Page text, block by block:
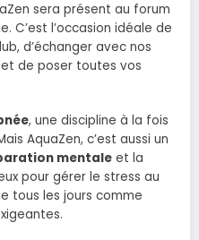
sera présent au forum
C’est l’occasion idéale de
d’échanger avec nos
de poser toutes vos
, une discipline à la fois
AquaZen, c’est aussi un
mentale et la
pour gérer le stress au
tous les jours comme